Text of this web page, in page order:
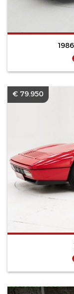
€ 79.950